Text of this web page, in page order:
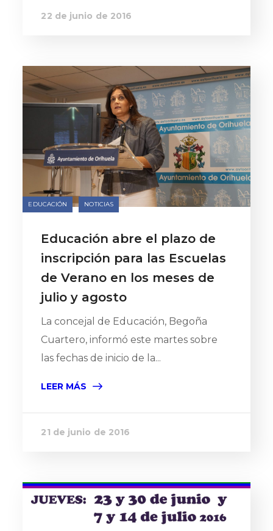
22 de junio de 2016
EDUCACIÓN NOTICIAS
Educación abre el plazo de
inscripción para las Escuelas
de Verano en los meses de
julio y agosto
La concejal de Educación, Begoña
Cuartero, informó este martes sobre
las fechas de inicio de la...
LEER MÁS
21 de junio de 2016